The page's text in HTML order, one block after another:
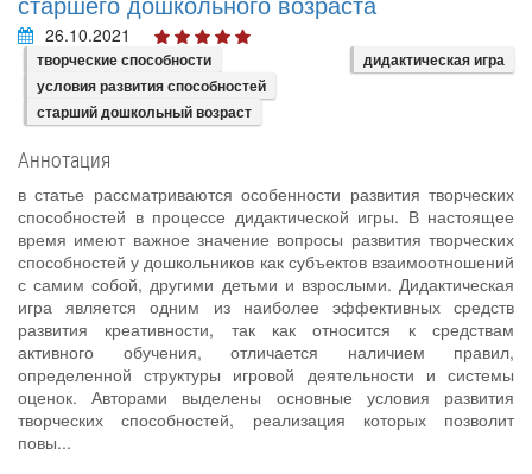
26.10.2021
творческие способности
дидактическая игра
условия развития способностей
старший дошкольный возраст
Аннотация
в статье рассматриваются особенности развития творческих
способностей в процессе дидактической игры. В настоящее
время имеют важное значение вопросы развития творческих
способностей у дошкольников как субъектов взаимоотношений
с самим собой, другими детьми и взрослыми. Дидактическая
игра является одним из наиболее эффективных средств
развития креативности, так как относится к средствам
активного обучения, отличается наличием правил,
определенной структуры игровой деятельности и системы
оценок. Авторами выделены основные условия развития
творческих способностей, реализация которых позволит
повы...